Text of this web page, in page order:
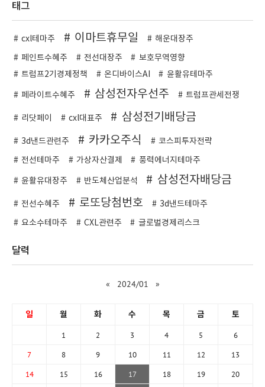
태그
cxl테마주 이마트휴무일
해운대장주
페인트수혜주
전선대장주
보호무역영향
트럼프2기경제정책
온디바이스AI 윤활유테마주
페라이트수혜주 삼성전자우선주 트럼프관세전쟁
리닷페이 cxl대표주 삼성전기배당금
3d낸드관련주 카카오주식
코스피투자전략
전선테마주
가상자산결제 풍력에너지테마주
윤활유대장주 반도체산업분석 삼성전자배당금
전선수혜주 로또당첨번호
3d낸드테마주
요소수테마주
CXL관련주 글로벌경제리스크
달력
« 2024/01 »
일 월 화 수 목 금 토
1 2 3 4 5 6
7 8 9 10 11 12 13
14 15 16 17 18 19 20